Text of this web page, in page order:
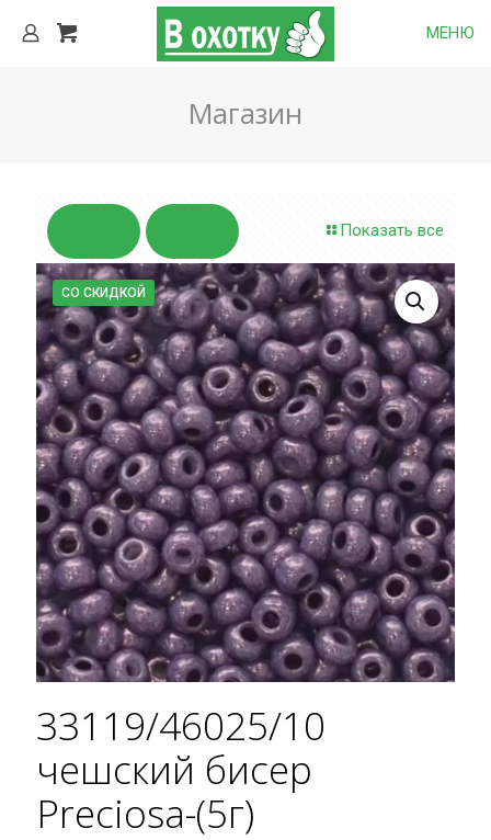
МЕНЮ
Магазин
Показать все
СО СКИДКОЙ
33119/46025/10
чешский бисер
Preciosa-(5г)